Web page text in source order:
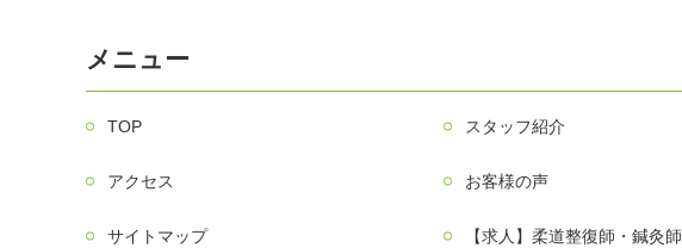
メニュー
TOP スタッフ紹介
アクセス お客様の声
サイトマップ 【求人】柔道整復師・鍼灸師